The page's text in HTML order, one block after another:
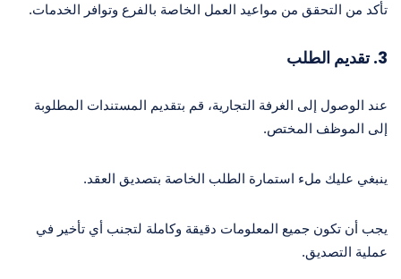
تأكد من التحقق من مواعيد العمل الخاصة بالفرع وتوافر الخدمات.
3. تقديم الطلب
عند الوصول إلى الغرفة التجارية، قم بتقديم المستندات المطلوبة
إلى الموظف المختص.
ينبغي عليك ملء استمارة الطلب الخاصة بتصديق العقد.
يجب أن تكون جميع المعلومات دقيقة وكاملة لتجنب أي تأخير في
عملية التصديق.